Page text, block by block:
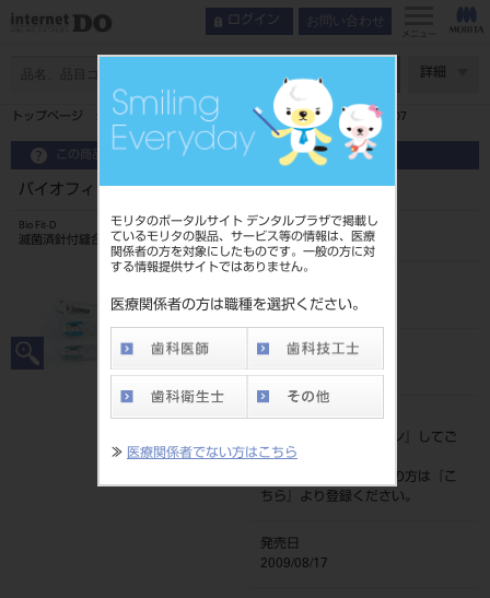
モリタのポータルサイト デンタルプラザで掲載し
ているモリタの製品、サービス等の情報は、医療
関係者の方を対象にしたものです。一般の方に対
する情報提供サイトではありません。
医療関係者の方は職種を選択ください。
≫ 医療関係者でない方はこちら
ログイン お問い合わせ
メニュー
詳細
トップページ バイオフィットD テフデッサーII（非吸収性） TD-07
この商品に関するお問い合わせ
バイオフィットD テフデッサーII（非吸収性） TD-07
Bio Fit-D
滅菌済針付縫合糸
207500407
JAN/EANコード
標準価格
ログイン
』してご
覧ください。
ネット会員登録がまだの方は『
こ
ちら
』より登録ください。
発売日
2009/08/17